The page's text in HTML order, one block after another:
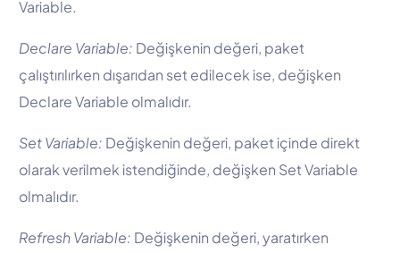
Variable.
Declare Variable: Değişkenin değeri, paket
çalıştırılırken dışarıdan set edilecek ise, değişken
Declare Variable olmalıdır.
Set Variable: Değişkenin değeri, paket içinde direkt
olarak verilmek istendiğinde, değişken Set Variable
olmalıdır.
Refresh Variable: Değişkenin değeri, yaratırken